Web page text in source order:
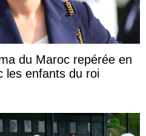
du Maroc repérée en
les enfants du roi